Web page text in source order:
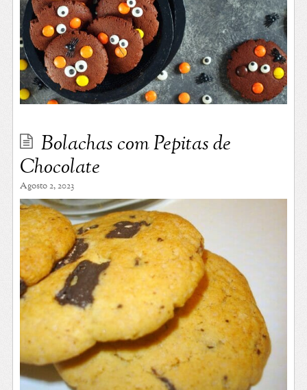
Bolachas com Pepitas de
Chocolate
Agosto 2, 2023